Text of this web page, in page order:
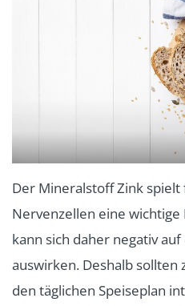
Der Mineralstoff Zink spielt
Nervenzellen eine wichtige
kann sich daher negativ
auswirken. Deshalb
den täglichen Speiseplan